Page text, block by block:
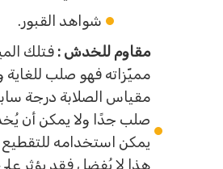
شواهد القبور.
مقاوم للخدش :فتلك
مميّزاته فهو صلب للغاية
مقياس الصلابة درجة
صلب جدًا ولا يمكن أن
يمكن استخدامه للتقطيع
هذا لا يُفضل فقد يؤثر على